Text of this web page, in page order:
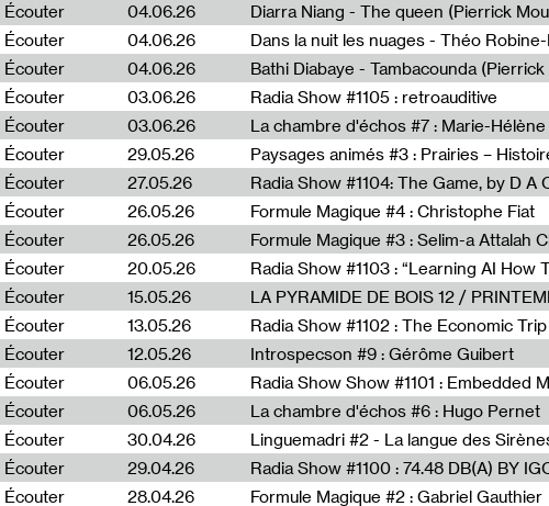
Écouter
04.06.26 Diarra Niang - The queen (Pierrick
Écouter
04.06.26 Dans la nuit les nuages - Théo
Écouter
04.06.26 Bathi Diabaye - Tambacounda
Écouter
03.06.26 Radia Show #1105 : retroauditive
Écouter
03.06.26 La chambre d'échos #7 : Marie-
Écouter
29.05.26
Écouter
27.05.26 Radia Show #1104: The Game, by D A
Écouter
26.05.26 Formule Magique #4 : Christophe Fiat
Écouter
26.05.26 Formule Magique #3 : Selim-a Attalah
Écouter
20.05.26
Écouter
15.05.26 LA PYRAMIDE DE BOIS 12 /
Écouter
13.05.26 Radia Show #1102 : The Economic
Écouter
12.05.26 Introspecson #9 : Gérôme Guibert
Écouter
06.05.26
Écouter
06.05.26 La chambre d'échos #6 : Hugo Pernet
Écouter
30.04.26 Linguemadri #2 - La langue des
Écouter
29.04.26
Écouter
28.04.26 Formule Magique #2 : Gabriel Gauthier